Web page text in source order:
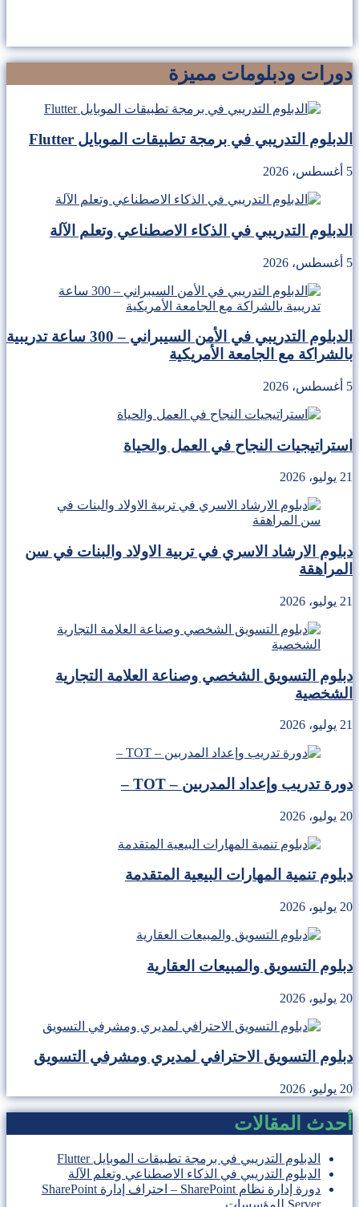
دورات ودبلومات مميزة
الدبلوم التدريبي في برمجة تطبيقات الموبايل Flutter
5 أغسطس، 2026
الدبلوم التدريبي في الذكاء الاصطناعي وتعلم الآلة
5 أغسطس، 2026
الدبلوم التدريبي في الأمن السيبراني – 300 ساعة تدريبية
بالشراكة مع الجامعة الأمريكية
5 أغسطس، 2026
استراتيجيات النجاح في العمل والحياة
21 يوليو، 2026
دبلوم الارشاد الاسري في تربية الاولاد والبنات في سن
المراهقة
21 يوليو، 2026
دبلوم التسويق الشخصي وصناعة العلامة التجارية
الشخصية
21 يوليو، 2026
دورة تدريب وإعداد المدربين – TOT –
20 يوليو، 2026
دبلوم تنمية المهارات البيعية المتقدمة
20 يوليو، 2026
دبلوم التسويق والمبيعات العقارية
20 يوليو، 2026
دبلوم التسويق الاحترافي لمديري ومشرفي التسويق
20 يوليو، 2026
أحدث المقالات
الدبلوم التدريبي في برمجة تطبيقات الموبايل Flutter
الدبلوم التدريبي في الذكاء الاصطناعي وتعلم الآلة
دورة إدارة نظام SharePoint – احتراف إدارة SharePoint
Server للمؤسسات